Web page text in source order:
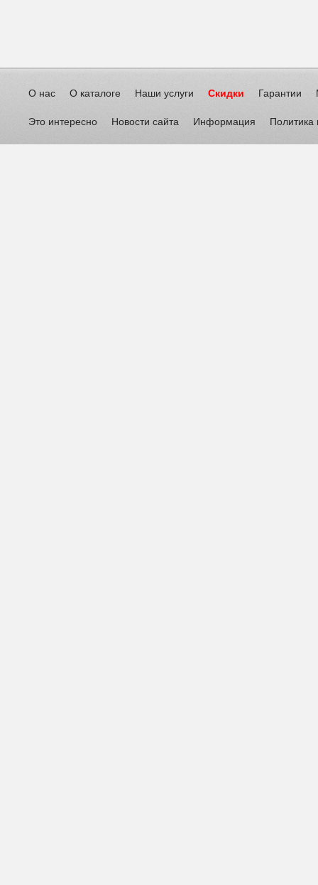
О нас О каталоге Наши услуги Скидки Гарантии
Это интересно Новости сайта Информация Политика